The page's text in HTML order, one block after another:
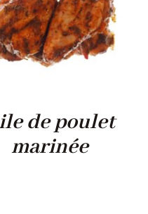
de poulet
marinée